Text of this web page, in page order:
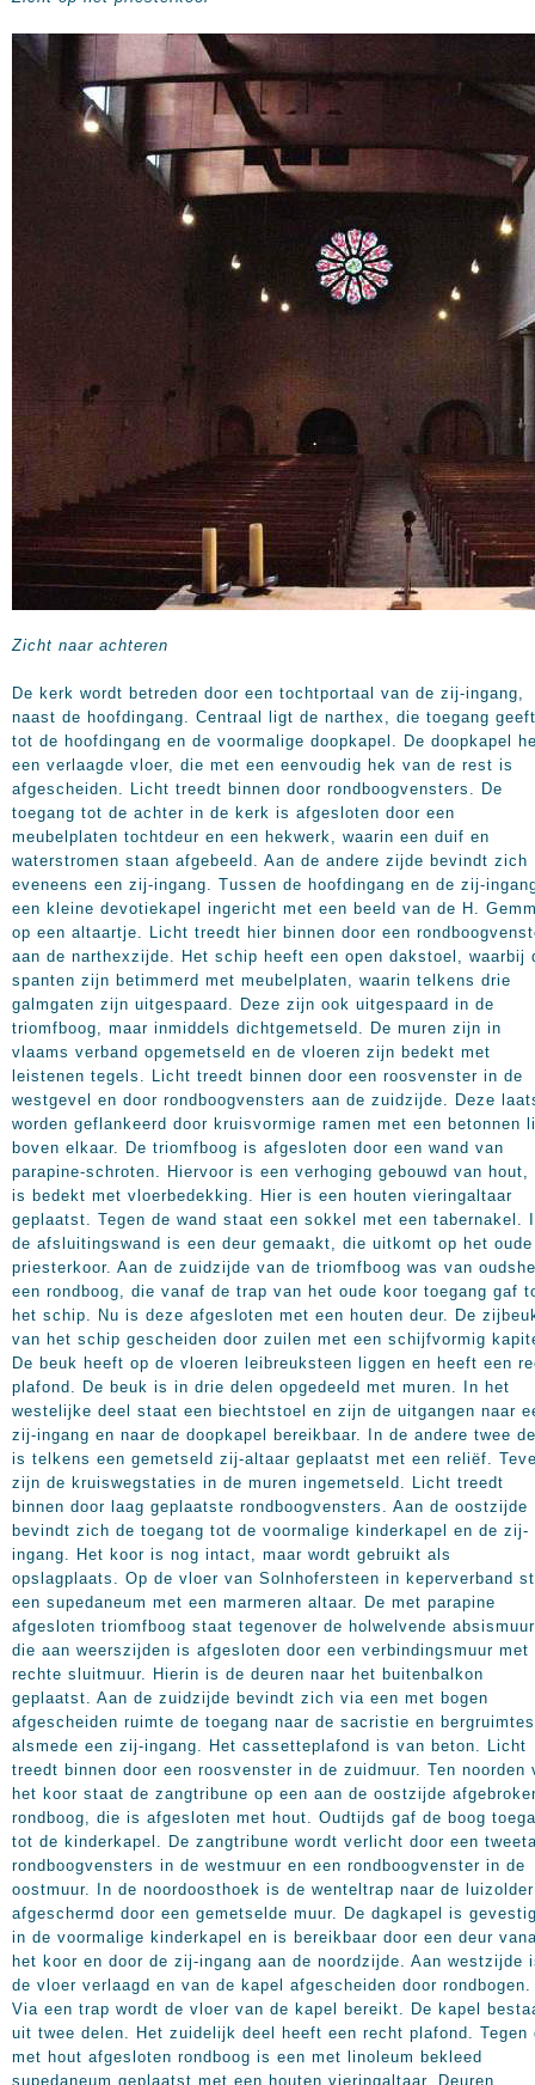
Zicht naar achteren
De kerk wordt betreden door een tochtportaal van de zij-ingang,
naast de hoofdingang. Centraal ligt de narthex, die toegang geeft
tot de hoofdingang en de voormalige doopkapel. De doopkapel
een verlaagde vloer, die met een eenvoudig hek van de rest is
afgescheiden. Licht treedt binnen door rondboogvensters. De
toegang tot de achter in de kerk is afgesloten door een
meubelplaten tochtdeur en een hekwerk, waarin een duif en
waterstromen staan afgebeeld. Aan de andere zijde bevindt zich
eveneens een zij-ingang. Tussen de hoofdingang en de zij-
een kleine devotiekapel ingericht met een beeld van de H.
op een altaartje. Licht treedt hier binnen door een
aan de narthexzijde. Het schip heeft een open dakstoel, waarbij
spanten zijn betimmerd met meubelplaten, waarin telkens drie
galmgaten zijn uitgespaard. Deze zijn ook uitgespaard in de
triomfboog, maar inmiddels dichtgemetseld. De muren zijn in
vlaams verband opgemetseld en de vloeren zijn bedekt met
leistenen tegels. Licht treedt binnen door een roosvenster in de
westgevel en door rondboogvensters aan de zuidzijde. Deze
worden geflankeerd door kruisvormige ramen met een betonnen
boven elkaar. De triomfboog is afgesloten door een wand van
parapine-schroten. Hiervoor is een verhoging gebouwd van hout,
is bedekt met vloerbedekking. Hier is een houten vieringaltaar
geplaatst. Tegen de wand staat een sokkel met een tabernakel.
de afsluitingswand is een deur gemaakt, die uitkomt op het oude
priesterkoor. Aan de zuidzijde van de triomfboog was van
een rondboog, die vanaf de trap van het oude koor toegang gaf
het schip. Nu is deze afgesloten met een houten deur. De
van het schip gescheiden door zuilen met een schijfvormig
De beuk heeft op de vloeren leibreuksteen liggen en heeft een
plafond. De beuk is in drie delen opgedeeld met muren. In het
westelijke deel staat een biechtstoel en zijn de uitgangen naar
zij-ingang en naar de doopkapel bereikbaar. In de andere twee
is telkens een gemetseld zij-altaar geplaatst met een reliëf.
zijn de kruiswegstaties in de muren ingemetseld. Licht treedt
binnen door laag geplaatste rondboogvensters. Aan de oostzijde
bevindt zich de toegang tot de voormalige kinderkapel en de zij-
ingang. Het koor is nog intact, maar wordt gebruikt als
opslagplaats. Op de vloer van Solnhofersteen in keperverband
een supedaneum met een marmeren altaar. De met parapine
afgesloten triomfboog staat tegenover de holwelvende
die aan weerszijden is afgesloten door een verbindingsmuur met
rechte sluitmuur. Hierin is de deuren naar het buitenbalkon
geplaatst. Aan de zuidzijde bevindt zich via een met bogen
afgescheiden ruimte de toegang naar de sacristie en
alsmede een zij-ingang. Het cassetteplafond is van beton. Licht
treedt binnen door een roosvenster in de zuidmuur. Ten noorden
het koor staat de zangtribune op een aan de oostzijde
rondboog, die is afgesloten met hout. Oudtijds gaf de boog
tot de kinderkapel. De zangtribune wordt verlicht door een
rondboogvensters in de westmuur en een rondboogvenster in de
oostmuur. In de noordoosthoek is de wenteltrap naar de luizolder
afgeschermd door een gemetselde muur. De dagkapel is
in de voormalige kinderkapel en is bereikbaar door een deur
het koor en door de zij-ingang aan de noordzijde. Aan westzijde
de vloer verlaagd en van de kapel afgescheiden door rondbogen.
Via een trap wordt de vloer van de kapel bereikt. De kapel
uit twee delen. Het zuidelijk deel heeft een recht plafond. Tegen
met hout afgesloten rondboog is een met linoleum bekleed
supedaneum geplaatst met een houten vieringaltaar. Deuren